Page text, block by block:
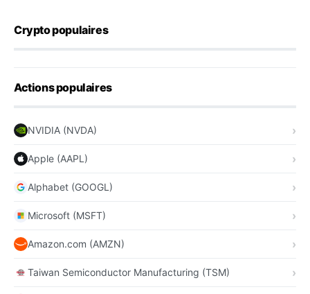
Crypto populaires
Actions populaires
NVIDIA (NVDA)
Apple (AAPL)
Alphabet (GOOGL)
Microsoft (MSFT)
Amazon.com (AMZN)
Taiwan Semiconductor Manufacturing (TSM)